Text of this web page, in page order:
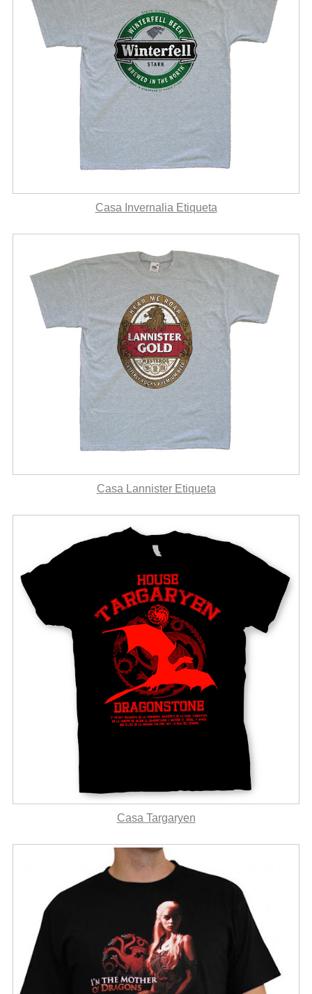
Casa Invernalia Etiqueta
Casa Lannister Etiqueta
Casa Targaryen